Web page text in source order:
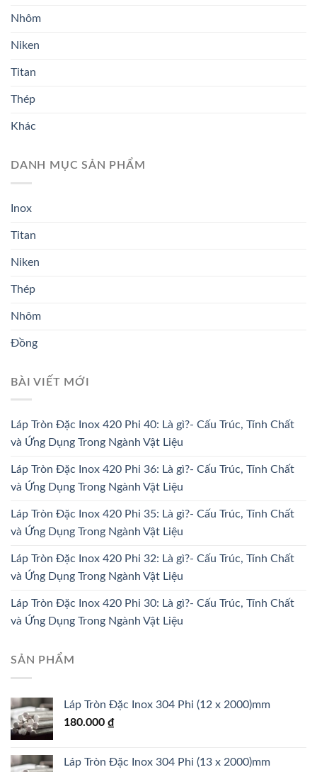
Nhôm
Niken
Titan
Thép
Khác
DANH MỤC SẢN PHẨM
Inox
Titan
Niken
Thép
Nhôm
Đồng
BÀI VIẾT MỚI
Láp Tròn Đặc Inox 420 Phi 40: Là gì?- Cấu Trúc, Tính Chất
và Ứng Dụng Trong Ngành Vật Liệu
Láp Tròn Đặc Inox 420 Phi 36: Là gì?- Cấu Trúc, Tính Chất
và Ứng Dụng Trong Ngành Vật Liệu
Láp Tròn Đặc Inox 420 Phi 35: Là gì?- Cấu Trúc, Tính Chất
và Ứng Dụng Trong Ngành Vật Liệu
Láp Tròn Đặc Inox 420 Phi 32: Là gì?- Cấu Trúc, Tính Chất
và Ứng Dụng Trong Ngành Vật Liệu
Láp Tròn Đặc Inox 420 Phi 30: Là gì?- Cấu Trúc, Tính Chất
và Ứng Dụng Trong Ngành Vật Liệu
SẢN PHẨM
Láp Tròn Đặc Inox 304 Phi (12 x 2000)mm
180.000 ₫
Láp Tròn Đặc Inox 304 Phi (13 x 2000)mm